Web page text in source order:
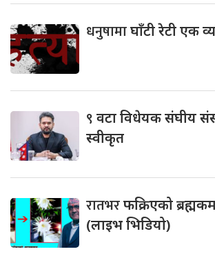
धनुषामाघाँटी रेटी एक
९ वटा विधेयक संघीय
स्वीकृत
रातभरफक्रिएको
(लाइभ भिडियो)